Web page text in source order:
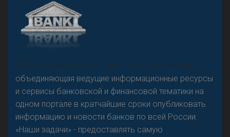
Резкого разворота на рынке автокредитов не
предвидится - «Интервью»
«Н
овости Банков России» – группа компаний,
объединяющая ведущие информационные ресурсы
и сервисы банковской и финансовой тематики на
одном портале в кратчайшие сроки опубликовать
информацию и новости банков по всей России.
«Наши задачи» - предоставлять самую